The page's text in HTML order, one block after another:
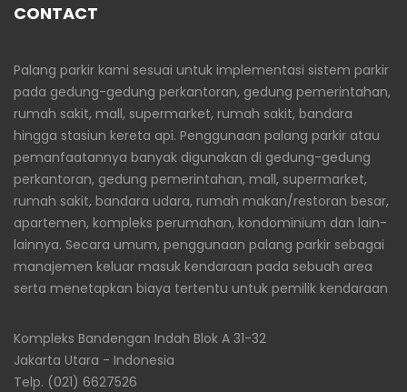
CONTACT
Palang parkir kami sesuai untuk implementasi sistem parkir
pada gedung-gedung perkantoran, gedung pemerintahan,
rumah sakit, mall, supermarket, rumah sakit, bandara
hingga stasiun kereta api. Penggunaan palang parkir atau
pemanfaatannya banyak digunakan di gedung-gedung
perkantoran, gedung pemerintahan, mall, supermarket,
rumah sakit, bandara udara, rumah makan/restoran besar,
apartemen, kompleks perumahan, kondominium dan lain-
lainnya. Secara umum, penggunaan palang parkir sebagai
manajemen keluar masuk kendaraan pada sebuah area
serta menetapkan biaya tertentu untuk pemilik kendaraan
Kompleks Bandengan Indah Blok A 31-32
Jakarta Utara - Indonesia
Telp. (021) 6627526